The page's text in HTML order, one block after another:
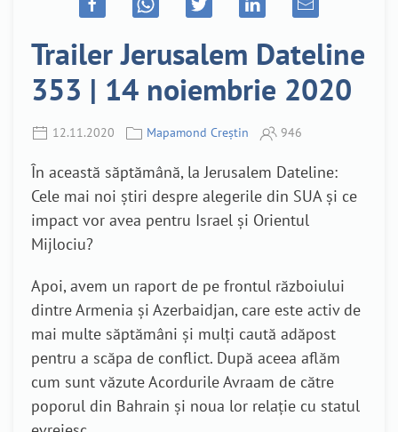
Trailer Jerusalem Dateline
353 | 14 noiembrie 2020
12.11.2020 Mapamond Creștin 946
În această săptămână, la Jerusalem Dateline:
Cele mai noi știri despre alegerile din SUA și ce
impact vor avea pentru Israel și Orientul
Mijlociu?
Apoi, avem un raport de pe frontul războiului
dintre Armenia și Azerbaidjan, care este activ de
mai multe săptămâni și mulți caută adăpost
pentru a scăpa de conflict. După aceea aflăm
cum sunt văzute Acordurile Avraam de către
poporul din Bahrain și noua lor relație cu statul